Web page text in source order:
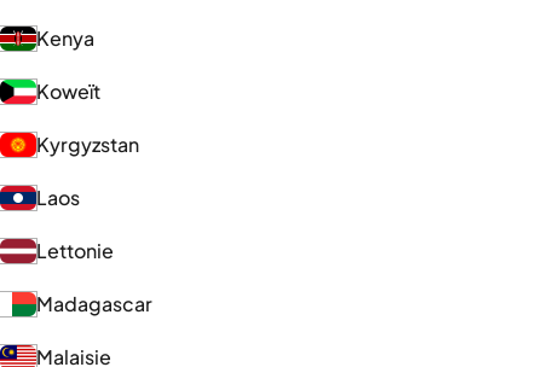
Kenya
Koweït
Kyrgyzstan
Laos
Lettonie
Madagascar
Malaisie